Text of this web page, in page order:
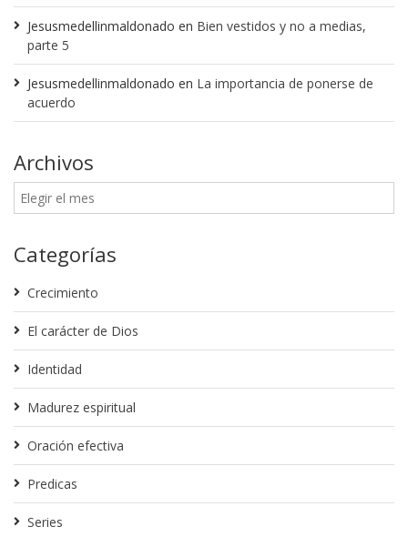
Jesusmedellinmaldonado en Bien vestidos y no a medias,
parte 5
Jesusmedellinmaldonado en La importancia de ponerse de
acuerdo
Archivos
Categorías
Crecimiento
El carácter de Dios
Identidad
Madurez espiritual
Oración efectiva
Predicas
Series